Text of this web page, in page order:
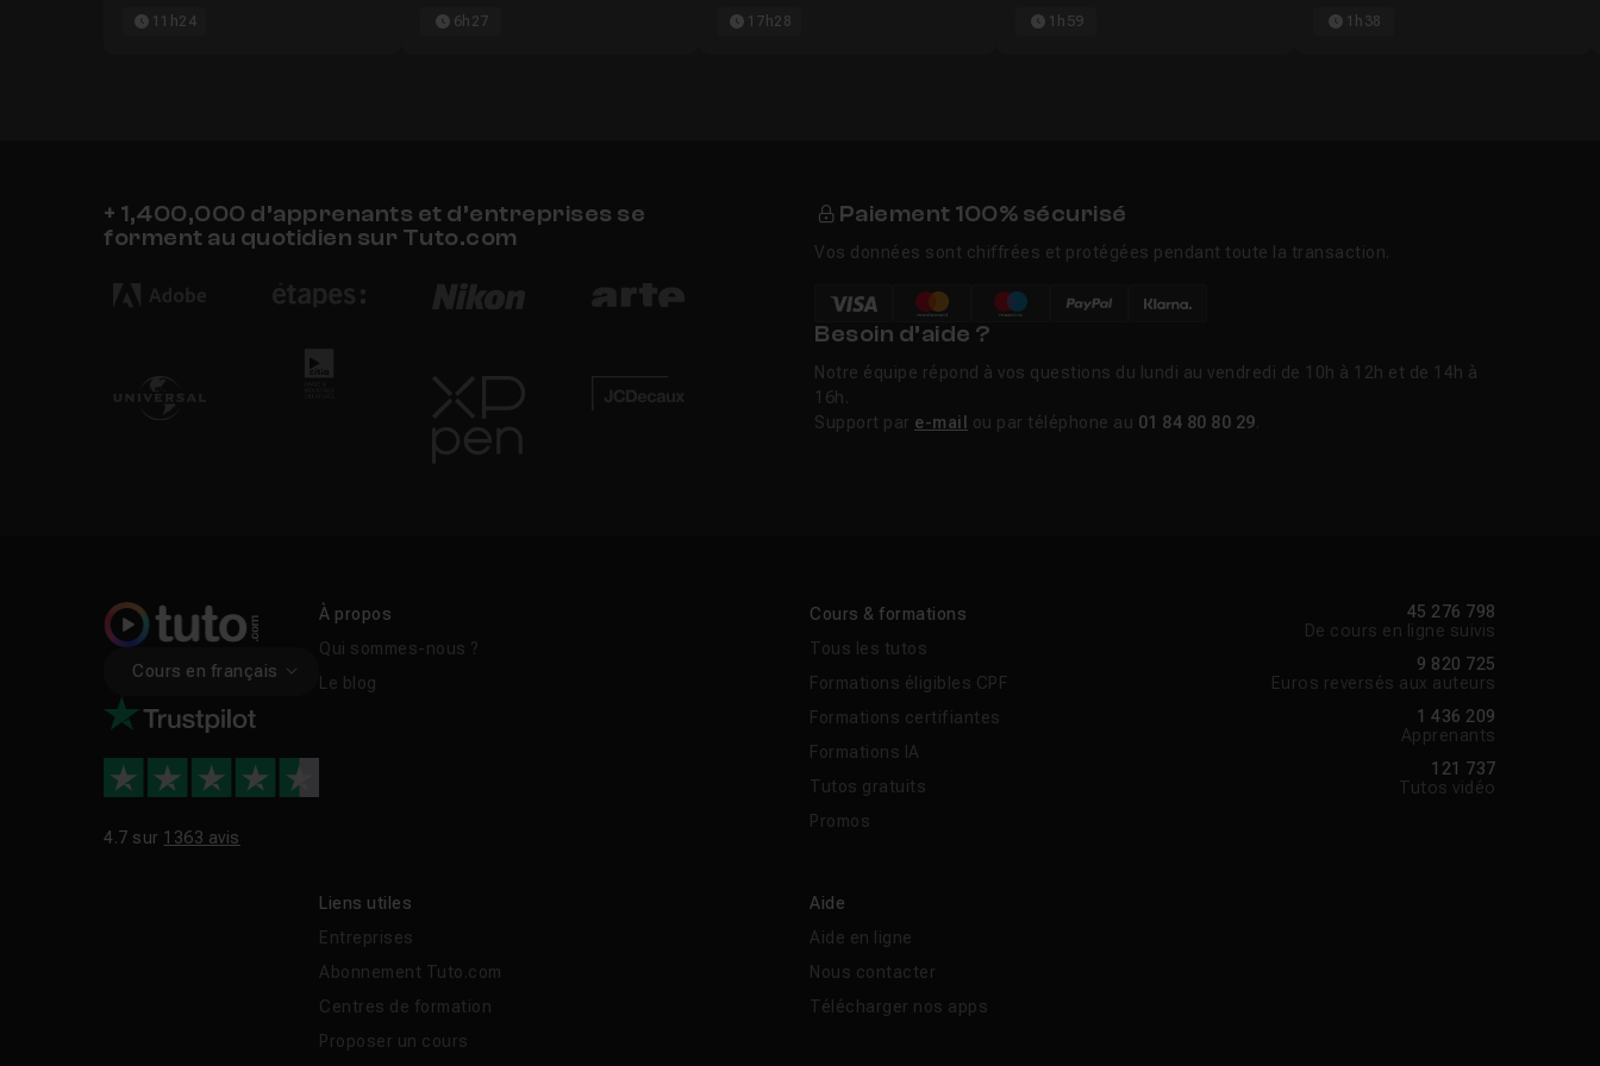
11h24 6h27 17h28 1h59 1h38
+ 1,400,000 d’apprenants et d’entreprises se
forment au quotidien sur Tuto.com
Paiement 100% sécurisé
Vos données sont chiffrées et protégées pendant toute la transaction.
Besoin d’aide ?
Notre équipe répond à vos questions du lundi au vendredi de 10h à 12h et de 14h à
16h.
Support par e-mail ou par téléphone au 01 84 80 80 29.
Cours en français
4.7 sur 1363 avis
À propos
Qui sommes-nous ?
Le blog
Cours & formations
Tous les tutos
Formations éligibles CPF
Formations certifiantes
Formations IA
Tutos gratuits
Promos
Liens utiles
Entreprises
Abonnement Tuto.com
Centres de formation
Proposer un cours
Aide
Aide en ligne
Nous contacter
Télécharger nos apps
45 276 798
De cours en ligne suivis
9 820 725
Euros reversés aux auteurs
1 436 209
Apprenants
121 737
Tutos vidéo